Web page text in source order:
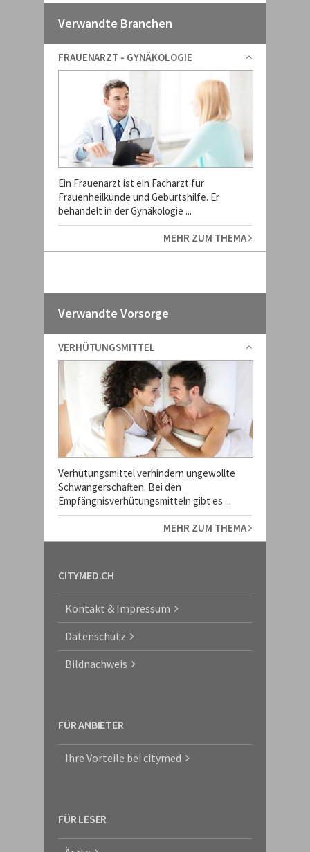
Verwandte Branchen
FRAUENARZT - GYNÄKOLOGIE
Ein Frauenarzt ist ein Facharzt für
Frauenheilkunde und Geburtshilfe. Er
behandelt in der Gynäkologie ...
MEHR ZUM THEMA
Verwandte Vorsorge
VERHÜTUNGSMITTEL
Verhütungsmittel verhindern ungewollte
Schwangerschaften. Bei den
Empfängnisverhütungsmitteln gibt es ...
MEHR ZUM THEMA
CITYMED.CH
Kontakt & Impressum
Datenschutz
Bildnachweis
FÜR ANBIETER
Ihre Vorteile bei citymed
FÜR LESER